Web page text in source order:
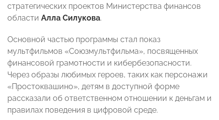
стратегических проектов Министерства финансов
области Алла Силукова.
Основной частью программы стал показ
мультфильмов «Союзмультфильма», посвященных
финансовой грамотности и кибербезопасности.
Через образы любимых героев, таких как персонажи
«Простоквашино», детям в доступной форме
рассказали об ответственном отношении к деньгам и
правилах поведения в цифровой среде.